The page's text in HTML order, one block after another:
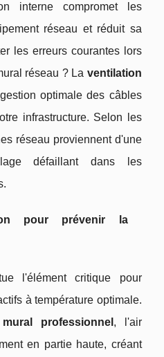
interne compromet les
réseau et réduit sa
les erreurs courantes lors
réseau ? La ventilation
optimale des câbles
infrastructure. Selon les
réseau proviennent d'une
défaillant dans les
pour prévenir la
l'élément critique pour
à température optimale.
professionnel , l'air
en partie haute, créant